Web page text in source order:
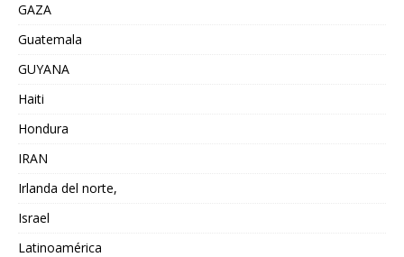
GAZA
Guatemala
GUYANA
Haiti
Hondura
IRAN
Irlanda del norte,
Israel
Latinoamérica